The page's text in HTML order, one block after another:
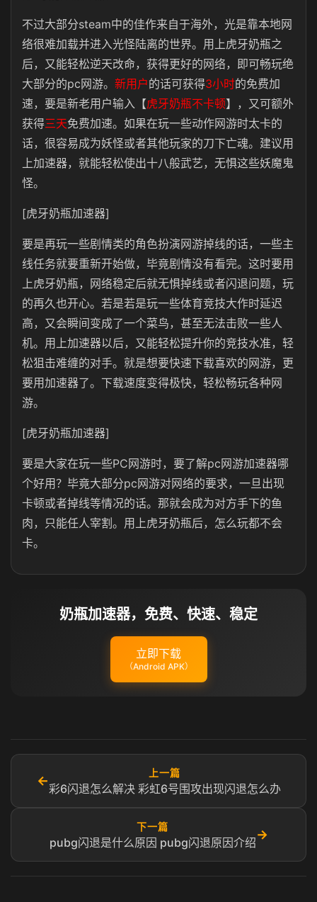
不过大部分steam中的佳作来自于海外，光是靠本地网
络很难加载并进入光怪陆离的世界。用上虎牙奶瓶之
后，又能轻松逆天改命，获得更好的网络，即可畅玩绝
大部分的pc网游。 新用户的话可获得3小时的免费加
速，要是新老用户输入【虎牙奶瓶不卡顿】，又可额外
获得三天免费加速。如果在玩一些动作网游时太卡的
话，很容易成为妖怪或者其他玩家的刀下亡魂。建议用
上加速器，就能轻松使出十八般武艺，无惧这些妖魔鬼
怪。
[虎牙奶瓶加速器]
要是再玩一些剧情类的角色扮演网游掉线的话，一些主
线任务就要重新开始做，毕竟剧情没有看完。这时要用
上虎牙奶瓶，网络稳定后就无惧掉线或者闪退问题，玩
的再久也开心。若是若是玩一些体育竞技大作时延迟
高，又会瞬间变成了一个菜鸟，甚至无法击败一些人
机。用上加速器以后，又能轻松提升你的竞技水准，轻
松狙击难缠的对手。就是想要快速下载喜欢的网游，更
要用加速器了。下载速度变得极快，轻松畅玩各种网
游。
[虎牙奶瓶加速器]
要是大家在玩一些PC网游时，要了解pc网游加速器哪
个好用？毕竟大部分pc网游对网络的要求，一旦出现
卡顿或者掉线等情况的话。那就会成为对方手下的鱼
肉，只能任人宰割。用上虎牙奶瓶后，怎么玩都不会
卡。
奶瓶加速器，免费、快速、稳定
立即下载
（Android APK）
←
上一篇
彩6闪退怎么解决 彩虹6号围攻出现闪退怎么办
下一篇
pubg闪退是什么原因 pubg闪退原因介绍
→